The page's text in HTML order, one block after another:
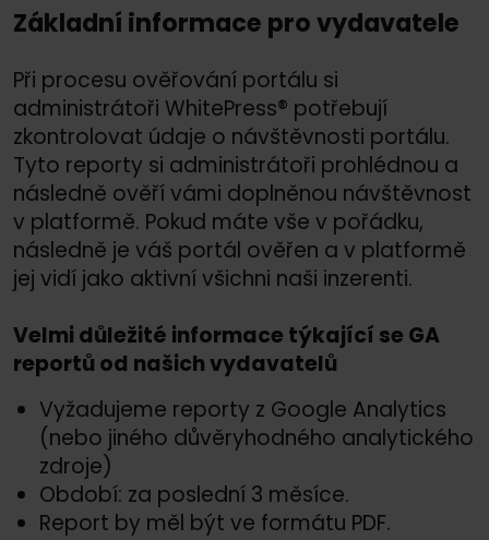
Základní informace pro vydavatele
Při procesu ověřování portálu si
administrátoři WhitePress® potřebují
zkontrolovat údaje o návštěvnosti portálu.
Tyto reporty si administrátoři prohlédnou a
následně ověří vámi doplněnou návštěvnost
v platformě. Pokud máte vše v pořádku,
následně je váš portál ověřen a v platformě
jej vidí jako aktivní všichni naši inzerenti.
Velmi důležité informace týkající se GA
reportů od našich vydavatelů
Vyžadujeme reporty z Google Analytics
(nebo jiného důvěryhodného analytického
zdroje)
Období: za poslední 3 měsíce.
Report by měl být ve formátu PDF.